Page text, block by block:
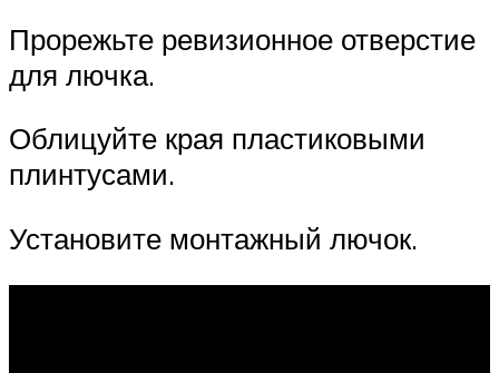
Прорежьте ревизионное отверстие
для лючка.
Облицуйте края пластиковыми
плинтусами.
Установите монтажный лючок.